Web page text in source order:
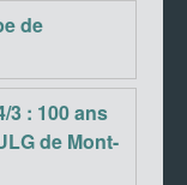
de
3 : 100 ans
de Mont-